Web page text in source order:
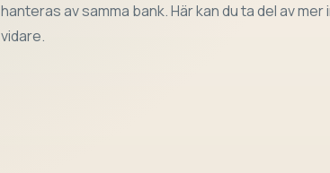
hanteras av samma bank. Här kan du ta del av
vidare.